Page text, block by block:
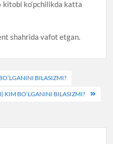
kitobi ko‘pchilikda katta
shahrida vafot etgan.
BILASIZMI?
KIM BO’LGANINI BILASIZMI?